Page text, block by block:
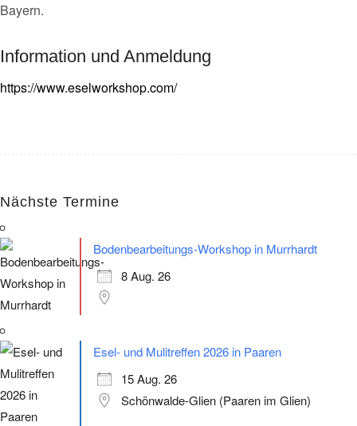
Bayern.
Information und Anmeldung
https://www.eselworkshop.com/
Nächste Termine
Bodenbearbeitungs-Workshop in Murrhardt
8 Aug. 26
Esel- und Mulitreffen 2026 in Paaren
15 Aug. 26
Schönwalde-Glien (Paaren im Glien)